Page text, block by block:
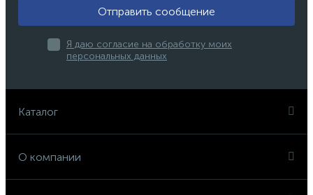
Отправить сообщение
Я даю согласие на обработку моих
персональных данных
Каталог
О компании